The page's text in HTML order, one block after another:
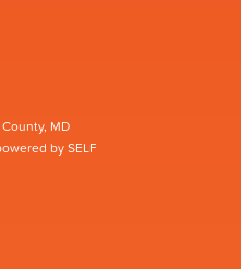
MD
by SELF